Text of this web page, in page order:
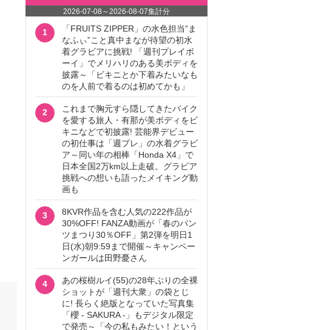
2026-07-08 ～2026-08-07集計分
1
「FRUITS ZIPPER」の水色担当“ま
なふぃ”こと真中まなが待望の初水
着グラビアに挑戦! 「週刊プレイボ
ーイ」でメリハリのある美ボディを
披露～「ビキニとか下着みたいなも
のを人前で着るのは初めてかも」
2
これまで胸元すら隠してきたバイク
を愛する旅人・有那が美ボディをビ
キニなどで初披露! 芸能界デビュー
の初仕事は「週プレ」の水着グラビ
ア～同い年の相棒「Honda X4」で
日本全国2万km以上走破。グラビア
挑戦への想いも語ったメイキング動
画も
3
8KVR作品を含む人気の222作品が
30%OFF! FANZA動画が「春のパン
ツまつり30％OFF」第2弾を明日1
日(水)朝9:59まで開催～キャンペー
ンガールは田野憂さん
4
あの桜樹ルイ(55)の28年ぶりの全裸
ショットが「週刊大衆」の袋とじ
に! 長らく絶版となっていた写真集
「櫻 - SAKURA -」もデジタル限定
で発売～「今の私もみたい！という